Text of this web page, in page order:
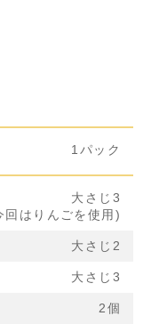
1パック
大さじ3
回はりんごを使用)
大さじ2
大さじ3
2個